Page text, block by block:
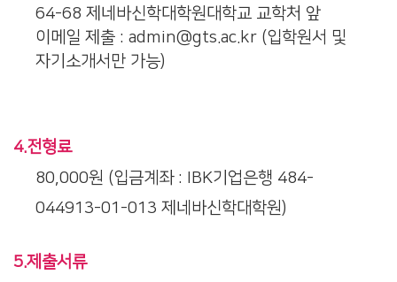
64-68 제네바신학대학원대학교 교학처 앞
이메일 제출 : admin@gts.ac.kr (입학원서 및
자기소개서만 가능)
4.전형료
80,000원 (입금계좌 : IBK기업은행 484-
044913-01-013 제네바신학대학원)
5.제출서류